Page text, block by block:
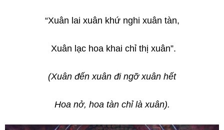
“Xuân lai xuân khứ nghi xuân tàn,
Xuân lạc hoa khai chỉ thị xuân”.
(Xuân đến xuân đi ngỡ xuân hết
Hoa nở, hoa tàn chỉ là xuân).